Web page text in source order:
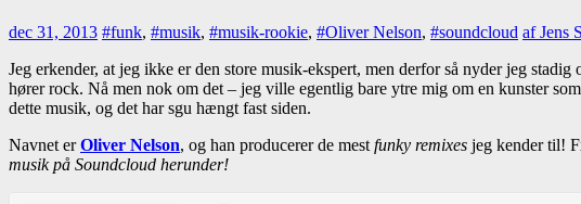
dec 31, 2013 #funk, #musik, #musik-rookie, #Oliver Nelson, #soundcloud af Jens
Jeg erkender, at jeg ikke er den store musik-ekspert, men derfor så nyder jeg
hører rock. Nå men nok om det – jeg ville egentlig bare ytre mig om en kunster
dette musik, og det har sgu hængt fast siden.
Navnet erOliver Nelson, og han producerer de mest funky remixes jeg kender til!
musik på Soundcloud herunder!